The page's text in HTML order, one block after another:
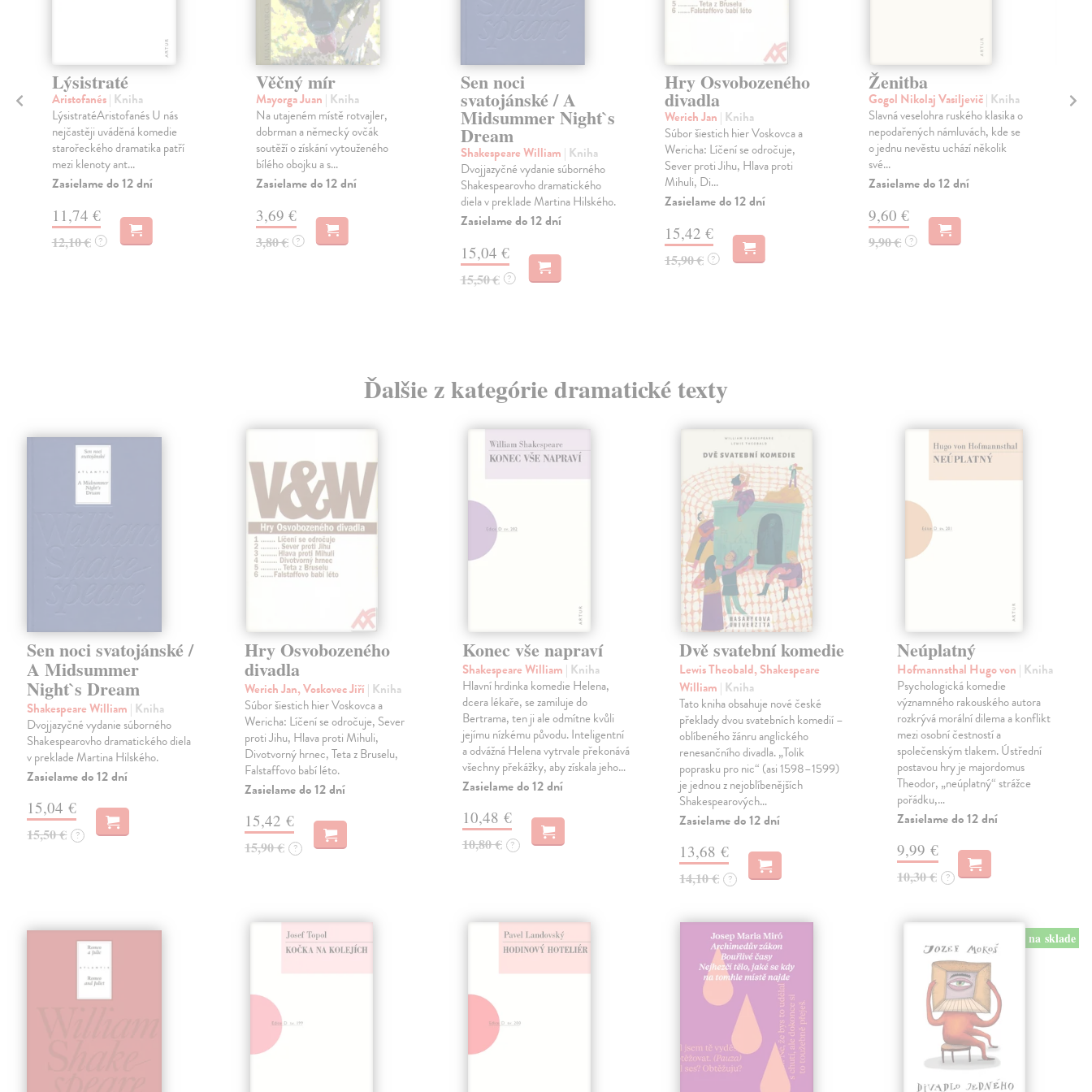
Lýsistraté
Aristofanés| Kniha
LýsistratéAristofanés U nás
nejčastěji uváděná komedie
starořeckého dramatika patří
mezi klenoty ant...
Zasielame do 12 dní
11,74 €
12,10 € ?
Věčný mír
Mayorga Juan | Kniha
Na utajeném místě rotvajler,
dobrman a německý ovčák
soutěží o získání vytouženého
bílého obojku a s...
Zasielame do 12 dní
3,69 €
3,80 € ?
Sen noci
svatojánské / A
Midsummer Night`s
Dream
Shakespeare William | Kniha
Dvojjazyčné vydanie súborného
Shakespearovho dramatického
diela v preklade Martina Hilského.
Zasielame do 12 dní
15,04 €
15,50 € ?
Hry Osvobozeného
divadla
Werich Jan | Kniha
Súbor šiestich hier Voskovca a
Wericha: Líčení se odročuje,
Sever proti Jihu, Hlava proti
Mihuli, Di...
Zasielame do 12 dní
15,42 €
15,90 € ?
Ženitba
Gogol Nikolaj Vasiljevič| Kniha
Slavná veselohra ruského klasika o
nepodařených námluvách, kde se
o jednu nevěstu uchází několik
své...
Zasielame do 12 dní
9,60 €
9,90 € ?
Ďalšie z kategórie dramatické texty
Sen noci svatojánské /
A Midsummer
Night`s Dream
Shakespeare William | Kniha
Dvojjazyčné vydanie súborného
Shakespearovho dramatického diela
v preklade Martina Hilského.
Zasielame do 12 dní
15,04 €
15,50 € ?
Hry Osvobozeného
divadla
Werich Jan, Voskovec Jiří | Kniha
Súbor šiestich hier Voskovca a
Wericha: Líčení se odročuje, Sever
proti Jihu, Hlava proti Mihuli,
Divotvorný hrnec, Teta z Bruselu,
Falstaffovo babí léto.
Zasielame do 12 dní
15,42 €
15,90 € ?
Konec vše napraví
Shakespeare William | Kniha
Hlavní hrdinka komedie Helena,
dcera lékaře, se zamiluje do
Bertrama, ten ji ale odmítne kvůli
jejímu nízkému původu. Inteligentní
a odvážná Helena vytrvale překonává
všechny překážky, aby získala jeho…
Zasielame do 12 dní
10,48 €
10,80 € ?
Dvě svatební komedie
Lewis Theobald, Shakespeare
William | Kniha
Tato kniha obsahuje nové české
překlady dvou svatebních komedií –
oblíbeného žánru anglického
renesančního divadla. „Tolik
poprasku pro nic“ (asi 1598–1599)
je jednou z nejoblíbenějších
Shakespearových…
Zasielame do 12 dní
13,68 €
14,10 € ?
Neúplatný
Hofmannsthal Hugo von | Kniha
Psychologická komedie
významného rakouského autora
rozkrývá morální dilema a konflikt
mezi osobní čestností a
společenským tlakem. Ústřední
postavou hry je majordomus
Theodor, „neúplatný“ strážce
pořádku,…
Zasielame do 12 dní
9,99 €
10,30 € ?
na sklade